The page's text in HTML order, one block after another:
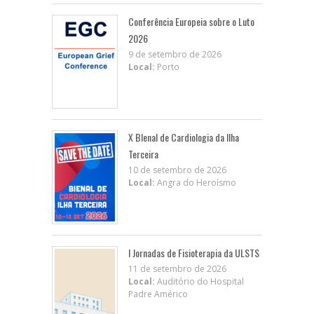
Conferência Europeia sobre o Luto
2026
9 de setembro de 2026
Local: Porto
X BIenal de Cardiologia da Ilha
Terceira
10 de setembro de 2026
Local: Angra do Heroísmo
I Jornadas de Fisioterapia da ULSTS
11 de setembro de 2026
Local: Auditório do Hospital
Padre Américo